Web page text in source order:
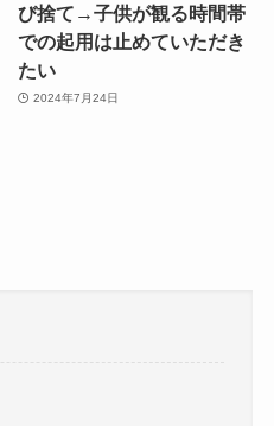
び捨て→子供が観る時間帯
での起用は止めていただき
たい
2024年7月24日